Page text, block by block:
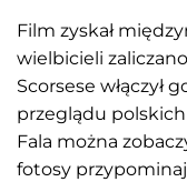
Film zyskał
wielbicieli
Scorsese włączył
przeglądu polskich
Fala można
fotosy